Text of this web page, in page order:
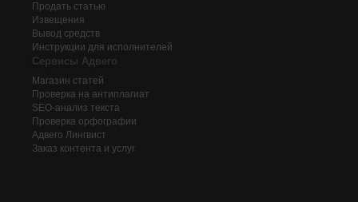
Продать статью
Извещения
Вывод средств
Инструкции для исполнителей
Сервисы Адвего
Магазин статей
Проверка на антиплагиат
SEO-анализ текста
Проверка орфографии
Адвего Лингвист
Заказ контента и услуг